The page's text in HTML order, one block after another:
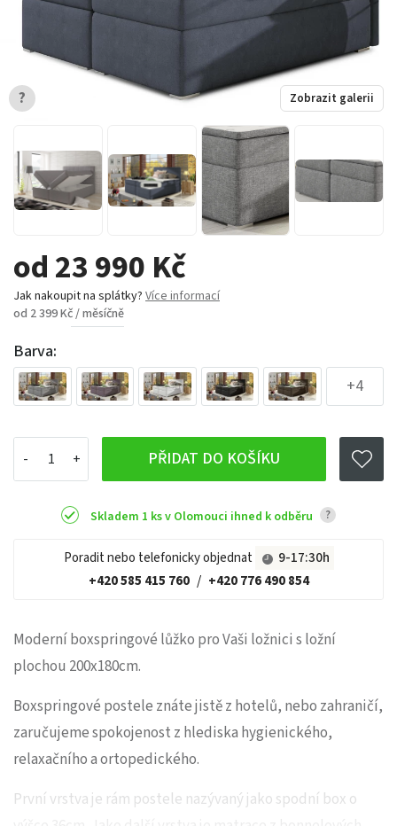
od 23 990 Kč
Jak nakoupit na splátky? Více informací
od 2 399 Kč / měsíčně
Barva:
+4
PŘIDAT DO KOŠÍKU
Skladem 1 ks v Olomouci ihned k odběru ?
Poradit nebo telefonicky objednat
9-17:30h
+420 585 415 760 / +420 776 490 854
Zobrazit galerii
?
Moderní boxspringové lůžko pro Vaši ložnici s ložní
plochou 200x180cm.
Boxspringové postele znáte jistě z hotelů, nebo zahraničí,
zaručujeme spokojenost z hlediska hygienického,
relaxačního a ortopedického.
První vrstva je rám postele nazývaný jako spodní box o